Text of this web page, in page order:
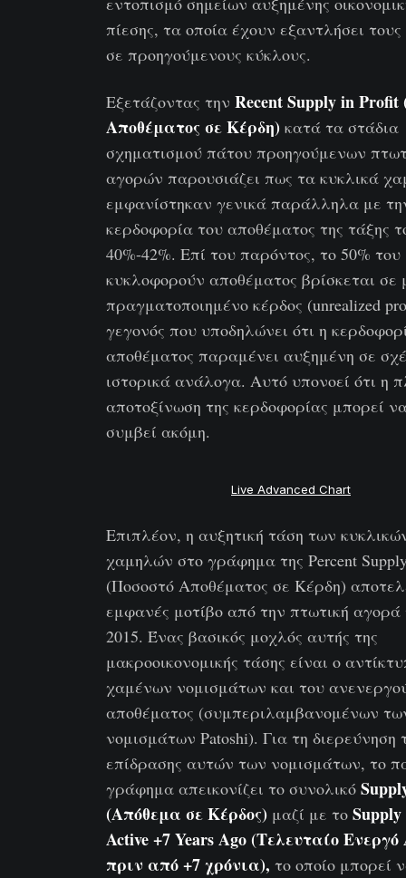
πίεσης, τα οποία έχουν εξαντλήσει
σε προηγούμενους κύκλους.
Εξετάζοντας την Recent Supply in Profit
Αποθέματος σε Κέρδη) κατά τα στάδια
σχηματισμού πάτου προηγούμενων
αγορών παρουσιάζει πως τα κυκλικά
εμφανίστηκαν γενικά παράλληλα με
κερδοφορία του αποθέματος της τάξης
40%-42%. Επί του παρόντος, το 50% του
κυκλοφορούν αποθέματος βρίσκεται σε
πραγματοποιημένο κέρδος (unrealized
γεγονός που υποδηλώνει ότι η
αποθέματος παραμένει αυξημένη σε
ιστορικά ανάλογα. Αυτό υπονοεί ότι η
αποτοξίνωση της κερδοφορίας μπορεί
συμβεί ακόμη.
Live Advanced Chart
Επιπλέον, η αυξητική τάση των
χαμηλών στο γράφημα της Percent
(Ποσοστό Αποθέματος σε Κέρδη)
εμφανές μοτίβο από την πτωτική αγορά
2015. Ένας βασικός μοχλός αυτής της
μακροοικονομικής τάσης είναι ο
χαμένων νομισμάτων και του
αποθέματος (συμπεριλαμβανομένων
νομισμάτων Patoshi). Για τη διερεύνηση
επίδρασης αυτών των νομισμάτων, το
γράφημα απεικονίζει το συνολικό
(Απόθεμα σε Κέρδος) μαζί με το
Active +7 Years Ago (Τελευταίο
πριν από +7 χρόνια), το οποίο μπορεί